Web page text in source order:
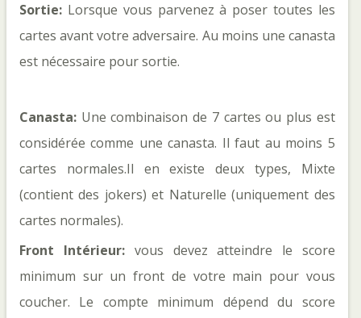
Sortie: Lorsque vous parvenez à poser toutes les
cartes avant votre adversaire. Au moins une canasta
est nécessaire pour sortie.
Canasta: Une combinaison de 7 cartes ou plus est
considérée comme une canasta. Il faut au moins 5
cartes normales.Il en existe deux types, Mixte
(contient des jokers) et Naturelle (uniquement des
cartes normales).
Front Intérieur: vous devez atteindre le score
minimum sur un front de votre main pour vous
coucher. Le compte minimum dépend du score